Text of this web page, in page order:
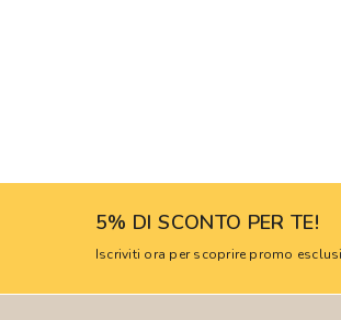
5% DI SCONTO PER TE!
Iscriviti ora per scoprire promo